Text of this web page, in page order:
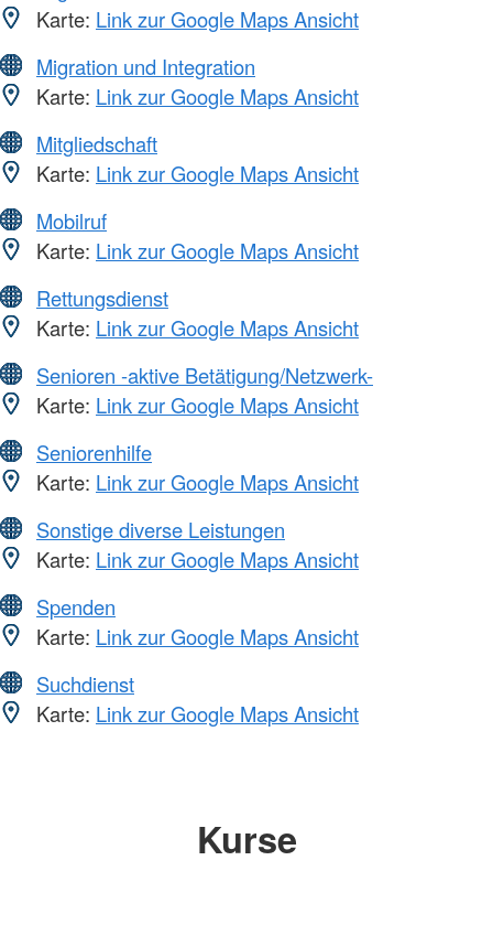
Karte: Link zur Google Maps Ansicht
Migration und Integration
Karte: Link zur Google Maps Ansicht
Mitgliedschaft
Karte: Link zur Google Maps Ansicht
Mobilruf
Karte: Link zur Google Maps Ansicht
Rettungsdienst
Karte: Link zur Google Maps Ansicht
Senioren -aktive Betätigung/Netzwerk-
Karte: Link zur Google Maps Ansicht
Seniorenhilfe
Karte: Link zur Google Maps Ansicht
Sonstige diverse Leistungen
Karte: Link zur Google Maps Ansicht
Spenden
Karte: Link zur Google Maps Ansicht
Suchdienst
Karte: Link zur Google Maps Ansicht
Kurse